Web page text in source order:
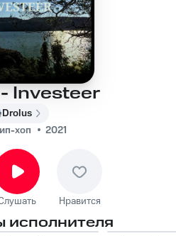
Investeer
Drolus
хоп
2021
Нравится
исполнителя